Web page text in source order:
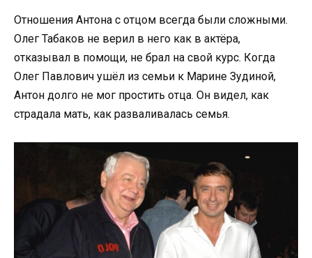
Отношения Антона с отцом всегда были сложными.
Олег Табаков не верил в него как в актёра,
отказывал в помощи, не брал на свой курс. Когда
Олег Павлович ушёл из семьи к Марине Зудиной,
Антон долго не мог простить отца. Он видел, как
страдала мать, как разваливалась семья.